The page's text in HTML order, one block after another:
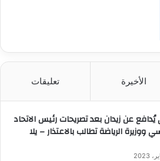
الأخيرة تعليقات
يُدافع عن زيدان بعد تصريحات رئيس الاتحاد
ووزيرة الرياضة تطالب بالاعتذار – يلا